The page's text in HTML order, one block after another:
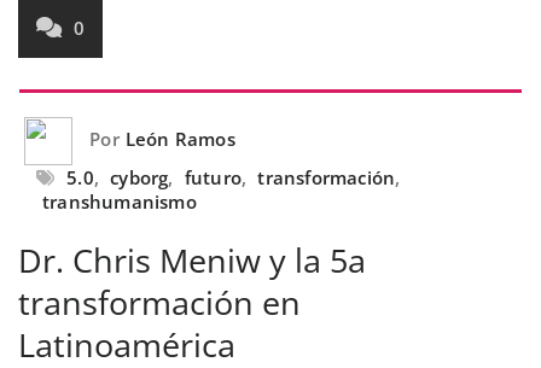
0
Por León Ramos
5.0, cyborg, futuro, transformación,
transhumanismo
Dr. Chris Meniw y la 5a
transformación en
Latinoamérica